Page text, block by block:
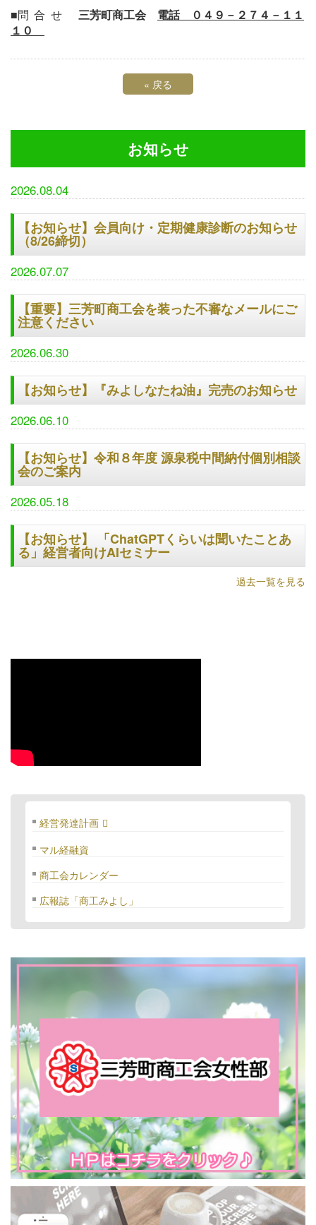
■問合せ 三芳町商工会 電話 ０４９－２７４－１１
１０
« 戻る
お知らせ
2026.08.04
【お知らせ】会員向け・定期健康診断のお知らせ
（8/26締切）
2026.07.07
【重要】三芳町商工会を装った不審なメールにご
注意ください
2026.06.30
【お知らせ】『みよしなたね油』完売のお知らせ
2026.06.10
【お知らせ】令和８年度 源泉税中間納付個別相談
会のご案内
2026.05.18
【お知らせ】 「ChatGPTくらいは聞いたことあ
る」経営者向けAIセミナー
過去一覧を見る
経営発達計画
マル経融資
商工会カレンダー
広報誌「商工みよし」